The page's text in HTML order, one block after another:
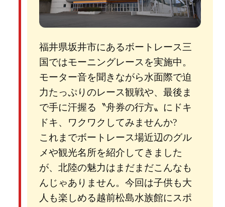
福井県坂井市にあるボートレース三
国ではモーニングレースを実施中。
モーター音を聞きながら水面際で迫
力たっぷりのレース観戦や、最後ま
で手に汗握る〝舟券の行方〟にドキ
ドキ、ワクワクしてみませんか?
これまでボートレース場近辺のグル
メや観光名所を紹介してきました
が、北陸の魅力はまだまだこんなも
んじゃありません。今回は子供も大
人も楽しめる越前松島水族館にスポ